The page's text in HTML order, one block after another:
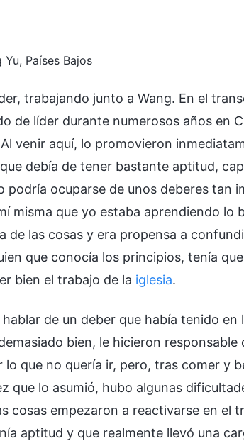
Yu, Países Bajos
trabajando junto a Wang. En el
de líder durante numerosos años en
venir aquí, lo promovieron
debía de tener bastante aptitud,
ocuparse de unos deberes tan
misma que yo estaba aprendiendo lo
las cosas y era propensa a
que conocía los principios, tenía
bien el trabajo de la iglesia.
de un deber que había tenido en
bien, le hicieron responsable
que no quería ir, pero, tras comer y
que lo asumió, hubo algunas
cosas empezaron a reactivarse en el
aptitud y que realmente llevó una